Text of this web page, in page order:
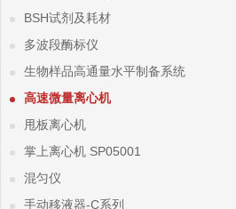
BSH试剂及耗材
多波段酶标仪
生物样品高通量水平制备系统
高速微量离心机
甩板离心机
掌上离心机 SP05001
混匀仪
手动移液器-C系列